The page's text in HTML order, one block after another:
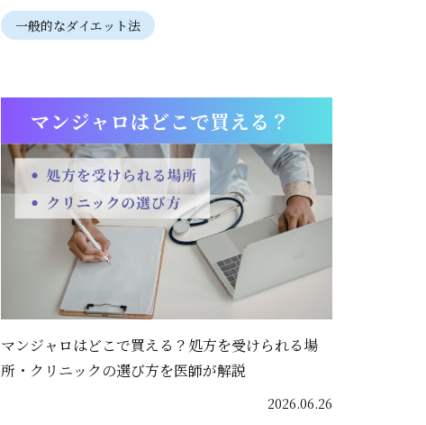
一般的なダイエット法
マンジャロはどこで買える？処方を受けられる場
所・クリニックの選び方を医師が解説
2026.06.26